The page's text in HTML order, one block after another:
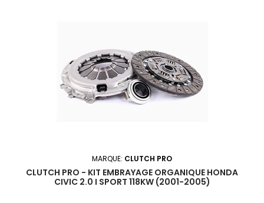
MARQUE: CLUTCH PRO
CLUTCH PRO - KIT EMBRAYAGE ORGANIQUE HONDA
CIVIC 2.0 I SPORT 118KW (2001-2005)